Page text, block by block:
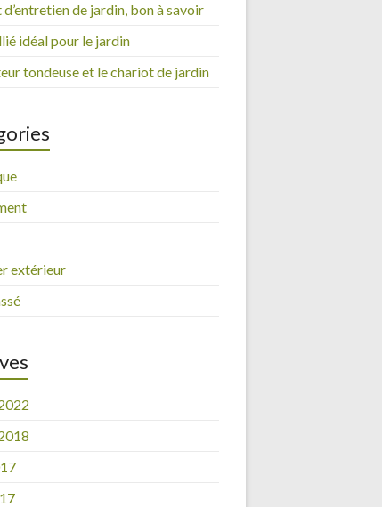
de jardin, bon à savoir
idéal pour le jardin
tondeuse et le chariot de jardin
extérieur